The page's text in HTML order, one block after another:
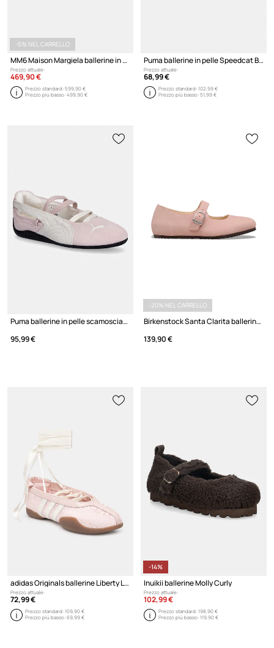
-5% NEL CARRELLO
MM6 Maison Margiela ballerine in pelle
Prezzo attuale:
469,90 €
Prezzo standard:599,90 €
Prezzo più basso:499,90 €
Puma ballerine in pelle Speedcat Ballet Snake
Prezzo attuale:
68,99 €
Prezzo standard:102,99 €
Prezzo più basso:51,99 €
Puma ballerine in pelle scamosciata Speedcat Ballet
95,99 €
-20% NEL CARRELLO
Birkenstock Santa Clarita ballerine in nubuk
139,90 €
adidas Originals ballerine Liberty London
Prezzo attuale:
72,99 €
Prezzo standard:109,90 €
Prezzo più basso:69,99 €
-14%
Inuikii ballerine Molly Curly
Prezzo attuale:
102,99 €
Prezzo standard:198,90 €
Prezzo più basso:119,90 €